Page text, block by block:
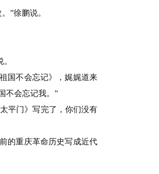
”徐鹏说。
国不会忘记》，娓娓道来
不会忘记我。”
平门》写完了，你们没有
的重庆革命历史写成近代